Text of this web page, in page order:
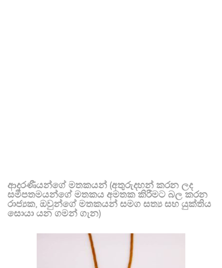
ආදරණීයන්ගේ මතකයන් (අතුරුදහන් කරන ලද
සමීපතමයන්ගේ මතකය අමතක කිරීමට බල කරන
රාජ්‍යක, ඔවුන්ගේ මතකයන් සමග සත්‍ය සහ යුක්තිය
සොයා යන ගමන් ගැන)